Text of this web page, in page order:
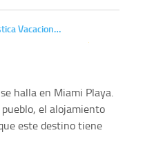
Vacacion…
halla en Miami Playa.
el alojamiento
este destino tiene